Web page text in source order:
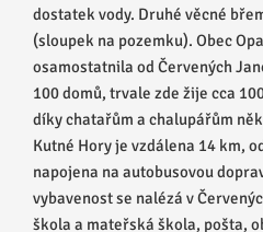
dostatek vody. Druhé věcné
(sloupek na pozemku). Obec
osamostatnila od Červených
100 domů, trvale zde žije cca
díky chatařům a chalupářům
Kutné Hory je vzdálena 14 km,
napojena na autobusovou
vybavenost se nalézá v
škola a mateřská škola, pošta,